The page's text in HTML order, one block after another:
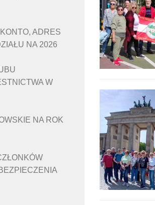
ADRES
NA 2026
W
NA ROK